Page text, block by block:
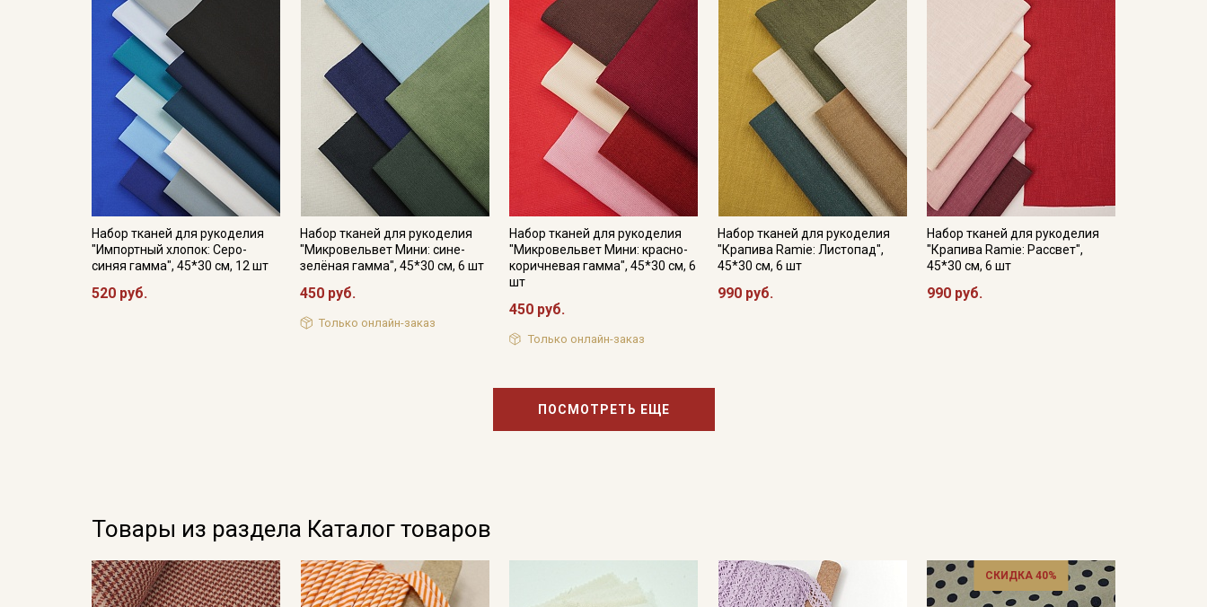
Набор тканей для рукоделия
"Импортный хлопок: Серо-
синяя гамма", 45*30 см, 12 шт
520 руб.
Набор тканей для рукоделия
"Микровельвет Мини: сине-
зелёная гамма", 45*30 см, 6 шт
450 руб.
Только онлайн-заказ
Набор тканей для рукоделия
"Микровельвет Мини: красно-
коричневая гамма", 45*30 см, 6
шт
450 руб.
Только онлайн-заказ
Набор тканей для рукоделия
"Крапива Ramie: Листопад",
45*30 см, 6 шт
990 руб.
Набор тканей для рукоделия
"Крапива Ramie: Рассвет",
45*30 см, 6 шт
990 руб.
ПОСМОТРЕТЬ ЕЩЕ
Товары из раздела Каталог товаров
СКИДКА 40%